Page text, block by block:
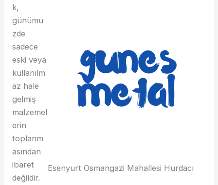
Esenyurt Osmangazi Mahallesi Hurdacı
k,
günümü
zde
sadece
eski veya
kullanılm
az hale
gelmiş
malzemel
erin
toplanm
asından
ibaret
değildir.